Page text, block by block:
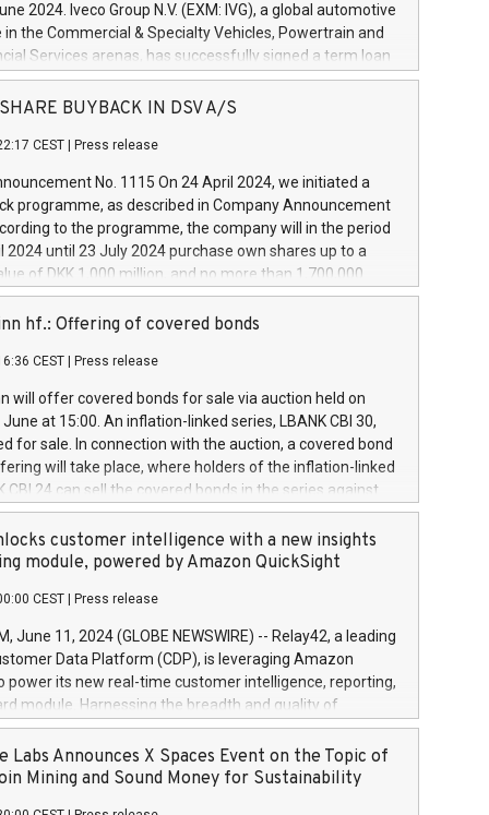
2024. Iveco Group N.V. (EXM: IVG), a global automotive
in the Commercial & Specialty Vehicles, Powertrain and
Services arenas, has successfully signed a term loan
million euros with Cassa Depositi e Prestiti (CDP), for the
projects in Italy dedicated to research, development
develop innovative technologies and architectures in
digitalisation and vehicle connectivity aimed at
safety, driving comfort and productivity. The
which will have a 5-year amortising profile, will
Group in Italy by the end of 2025. Iveco Group N.V.
the home of unique people and brands that power your
a
SHARE BUYBACK IN DSV A/S
CEST Press release
No. 1115 On 24 April 2024, we initiated a
programme, as described in Company Announcement
to the programme, the company will in the period
2024 until 23 July 2024 purchase own shares up to a
of DKK 1,000 million, and no more than 1,700,000
to 0.79% of the share capital at
of the programme. The programme has been
and Council of 16 April 2014 (“MAR”) (save for
buyback programmes set out in MAR article 5) and
Delegated Regulation (EU) 2016/1052, also referred
Harbour rules. Trading dayNumber of shares bought
transaction priceAmount DKKAccumulated trading for
June
June
June
hf.: Offering of covered bonds
CEST Press release
will offer covered bonds for sale via auction held on
at 15:00. An inflation-linked series, LBANK CBI 30,
for sale. In connection with the auction, a covered bond
will take place, where holders of the inflation-linked
CBI 24 can sell the covered bonds in the series against
bought in the above-mentioned auction. The clean
is predefined at 99,594. Expected settlement date is
Covered bonds issued by Landsbankinn are rated A+
the auction. For further information, please call
or email verdbrefamidlun@landsbankinn.is.
customer intelligence with a new insights
module, powered by Amazon QuickSight
CEST Press release
June 11, 2024 (GLOBE NEWSWIRE) -- Relay42, a leading
Data Platform (CDP), is leveraging Amazon
power its new real-time customer intelligence, reporting,
module. Harnessing the breadth and quality of
the new Insights module empowers marketing teams
customer behaviors and gain invaluable insights into
of their marketing programs across all online, offline,
Labs Announces X Spaces Event on the Topic of
Mining and Sound Money for Sustainability